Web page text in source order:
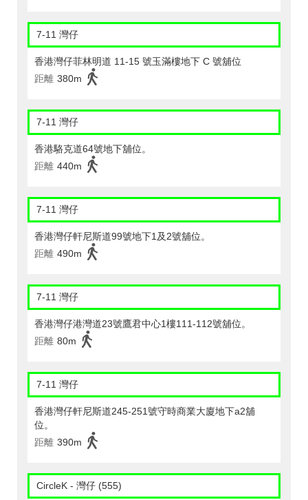
7-11 灣仔
香港灣仔菲林明道 11-15 號玉滿樓地下 C 號舖位
距離 380m
7-11 灣仔
香港駱克道64號地下舖位。
距離 440m
7-11 灣仔
香港灣仔軒尼斯道99號地下1及2號舖位。
距離 490m
7-11 灣仔
香港灣仔港灣道23號鷹君中心1樓111-112號舖位。
距離 80m
7-11 灣仔
香港灣仔軒尼斯道245-251號守時商業大廈地下a2舖
位。
距離 390m
CircleK - 灣仔 (555)